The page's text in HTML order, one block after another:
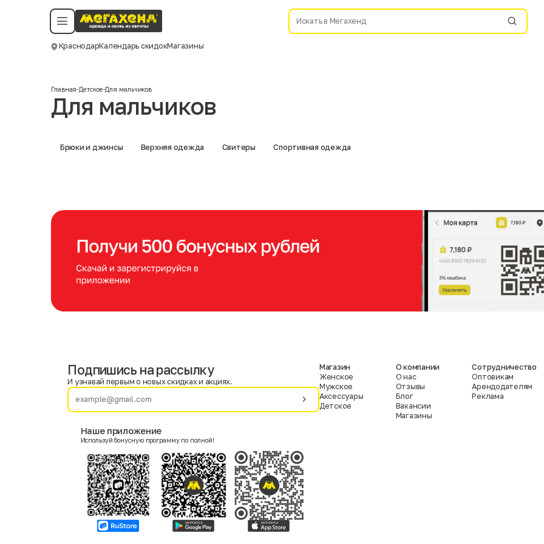
КраснодарКалендарь скидокМагазины
Политика конфиденциальности
©️ Мегахенд 2026. Все права защищены.
Смотреть все даты
Главная-Детское-Для мальчиков
Для мальчиков
Брюки и джинсы Верхняя одежда Свитеры Спортивная одежда
Фамилия
Женский
Согласие на получение чеков по электронной почте
Москва
Подпишись на рассылку
И узнавай первым о новых скидках и акциях.
Наше приложение
Используй бонусную программу по полной!
Магазин
Женское
Мужское
Аксессуары
Детское
О компании
О нас
Отзывы
Блог
Вакансии
Магазины
Сотрудничество
Оптовикам
Арендодателям
Реклама